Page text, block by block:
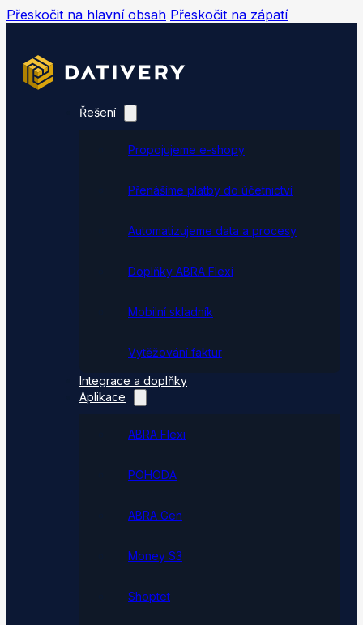
Přeskočit na hlavní obsah Přeskočit na zápatí
Řešení
Propojujeme e-shopy
Přenášíme platby do účetnictví
Automatizujeme data a procesy
Doplňky ABRA Flexi
Mobilní skladník
Vytěžování faktur
Integrace a doplňky
Aplikace
ABRA Flexi
POHODA
ABRA Gen
Money S3
Shoptet